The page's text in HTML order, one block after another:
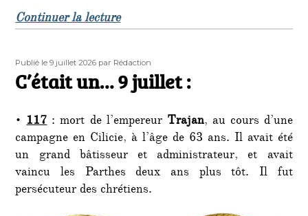
Continuer la lecturede « C’était un… 10 juillet : »
Publié
Publié le 9 juillet 2026 Auteur
par Rédaction
C’était un… 9 juillet :
•117 : mort de l’empereur Trajan, au cours d’une
campagne en Cilicie, à l’âge de 63 ans. Il avait été
un grand bâtisseur et administrateur, et avait
vaincu les Parthes deux ans plus tôt. Il fut
persécuteur des chrétiens.